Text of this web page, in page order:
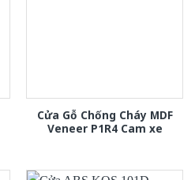
Cửa Gỗ Chống Cháy MDF
Veneer P1R4 Cam xe